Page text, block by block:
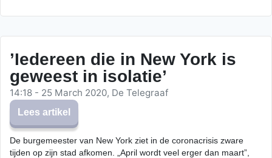
’Iedereen die in New York is
geweest in isolatie’
14:18 - 25 March 2020, De Telegraaf
Lees artikel
De burgemeester van New York ziet in de coronacrisis zware
tijden op zijn stad afkomen. „April wordt veel erger dan maart”,